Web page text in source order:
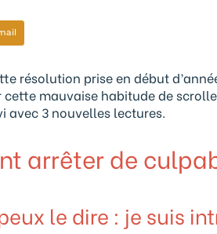
résolution prise en début
mauvaise habitude de
avec 3 nouvelles lectures.
arrêter de
le dire : je suis